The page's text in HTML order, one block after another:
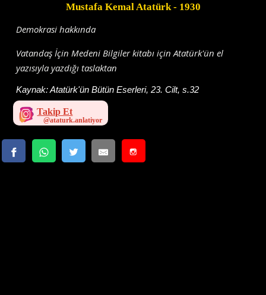
Mustafa Kemal Atatürk- 1930
Demokrasi hakkında
Vatandaş İçin Medeni Bilgiler kitabı için Atatürk'ün el
yazısıyla yazdığı taslaktan
Kaynak:Atatürk'ün Bütün Eserleri, 23. Cilt, s.32
Takip Et